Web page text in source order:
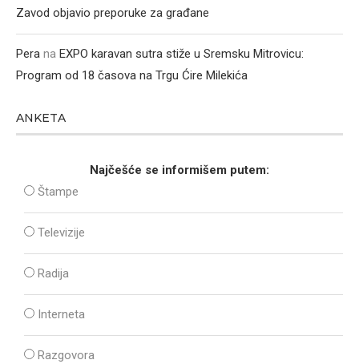
Zavod objavio preporuke za građane
Pera na EXPO karavan sutra stiže u Sremsku Mitrovicu:
Program od 18 časova na Trgu Ćire Milekića
ANKETA
Najčešće se informišem putem:
Štampe
Televizije
Radija
Interneta
Razgovora